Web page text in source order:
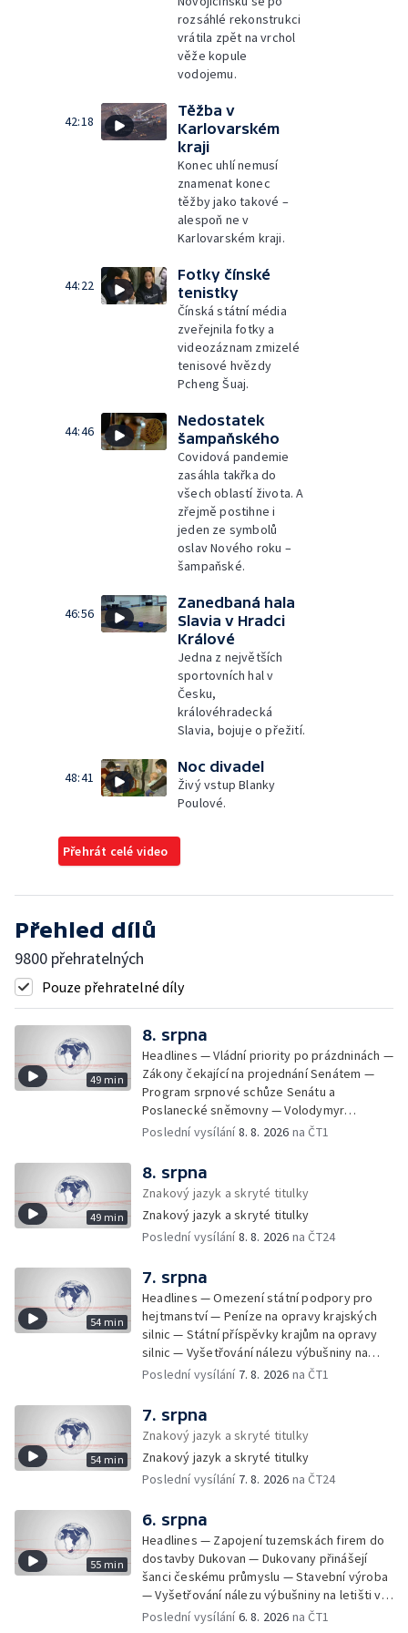
rozsáhlé rekonstrukci
vrátila zpět na vrchol
věže kopule
vodojemu.
42:18
Těžba v
Karlovarském
kraji
Konec uhlí nemusí
znamenat konec
těžby jako takové –
alespoň ne v
Karlovarském kraji.
44:22
Fotky čínské
tenistky
Čínská státní média
zveřejnila fotky a
videozáznam zmizelé
tenisové hvězdy
Pcheng Šuaj.
44:46
Nedostatek
šampaňského
Covidová pandemie
zasáhla takřka do
všech oblastí života. A
zřejmě postihne i
jeden ze symbolů
oslav Nového roku –
šampaňské.
46:56
Zanedbaná hala
Slavia v Hradci
Králové
Jedna z největších
sportovních hal v
Česku,
královéhradecká
Slavia, bojuje o přežití.
48:41
Noc divadel
Živý vstup Blanky
Poulové.
Přehrát celé video
Přehled dílů
9800 přehratelných
Pouze přehratelné díly
49 min
8. srpna
Headlines — Vládní priority po prázdninách —
Zákony čekající na projednání Senátem —
Program srpnové schůze Senátu a
Poslanecké sněmovny — Volodymyr
Zelenskyj jednal poprvé v Bělehradě —
provoz nelegálních domovů pro seniory —
Populace Česka stárne — Čekací lhůty na
přijetí do domovů pro seniory — Tisza
vybrala kandidáta na prezidenta — Tréninky
soutěžních párů StarDance — Následky
Prahou prošel průvod hrdosti na podporu
sexuálních menšin — Snazší vrácení zboží —
Pátrání na jezeře Most — Bezpečnost na
paddleboardech — Češi hledají chladnější
destinace — Kolik zaplatí Češi za dovolenou
— Cestování se zvířaty — Turistický nápor na
Šumavu — Demolice budovy ve Zlíně —
ministr spravedlnosti USA — Španělsko
zpřísnilo kontroly na hranicích — Česko
zaostává v obnovitelných zdrojích —
Pozorování hvězd na Jizerce — Přeshraniční
energií
Poslední vysílání8. 8. 2026 na ČT1
49 min
8. srpna
Znakový jazyk a skryté titulky
Znakový jazyk a skryté titulky
Poslední vysílání8. 8. 2026 na ČT24
54 min
7. srpna
Headlines — Omezení státní podpory pro
hejtmanství — Peníze na opravy krajských
silnic — Státní příspěvky krajům na opravy
silnic — Vyšetřování nálezu výbušniny na
letišti v Lipsku — Pasové kontroly spojů mezi
budovy ve Zlíně — Pohřeb Milana Knížáka —
Obvinění v kauze Správy železnic — Tržby
ve službách vzrostly — Další útoku
ukrajinských dronů na sklady v Rusku —
Exhumace těl obětí volyňských masakrů —
Vodní elektrárny kvůli suchu omezují provoz
— 25 let od zápisu vily Tugendhat na seznam
UNESCO — Pokuta pro společnost Meta —
Oběti po střelbě na škole v Thajsku —
Technologie pomáhají s péčí o seniory —
Útok nožem v Tanvaldu — Výměna řidičských
průkazů — Demolice vyhořelé výškové
Poslední vysílání 7. 8. 2026 na ČT1
54 min
7. srpna
Znakový jazyk a skryté titulky
Znakový jazyk a skryté titulky
Poslední vysílání 7. 8. 2026 na ČT24
55 min
6. srpna
Headlines — Zapojení tuzemskách firem do
dostavby Dukovan — Dukovany přinášejí
šanci českému průmyslu — Stavební výroba
— Vyšetřování nálezu výbušniny na letišti v
Lipsku — Bourání torza vyhořelé budovy ve
Poslední vysílání6. 8. 2026 na ČT1